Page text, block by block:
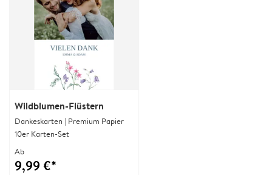
Wildblumen-Flüstern
Dankeskarten | Premium Papier
10er Karten-Set
Ab
9,99 €*